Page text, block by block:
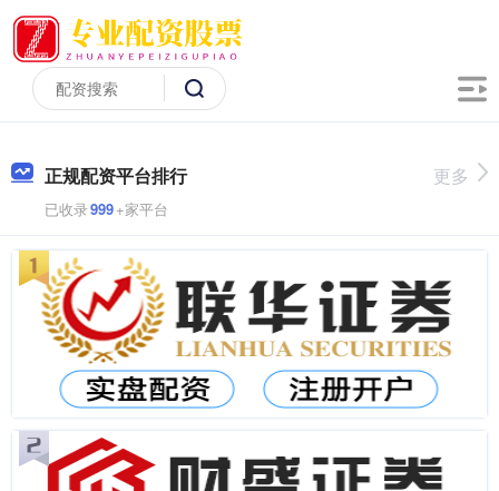
正规配资平台排行
已收录999+家平台
更多